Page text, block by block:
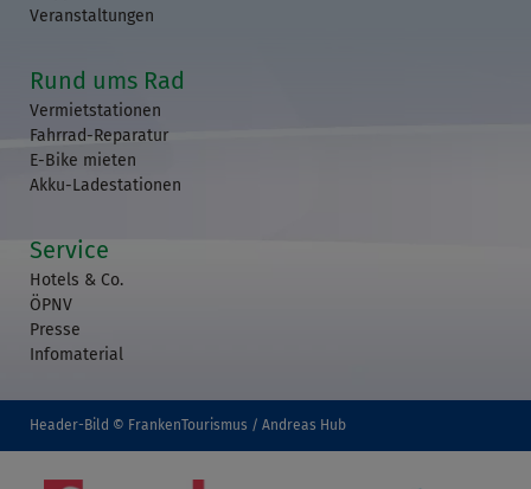
Veranstaltungen
Rund ums Rad
Vermietstationen
Fahrrad-Reparatur
E-Bike mieten
Akku-Ladestationen
Service
Hotels & Co.
ÖPNV
Presse
Infomaterial
Header-Bild © FrankenTourismus / Andreas Hub